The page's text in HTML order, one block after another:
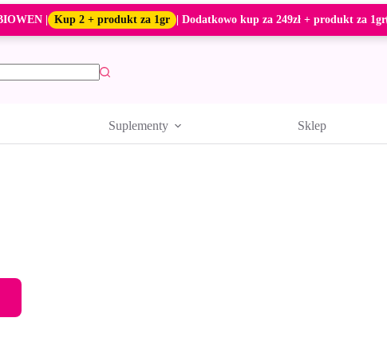
| Kup 2 + produkt za 1gr | Dodatkowo kup za 249zł + produkt za 1gr
Suplementy Sklep